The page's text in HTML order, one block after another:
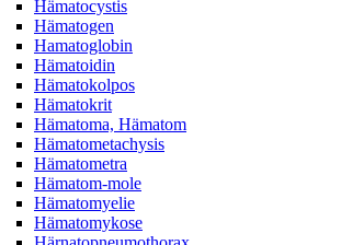
Hämatocystis
Hämatogen
Hamatoglobin
Hämatoidin
Hämatokolpos
Hämatokrit
Hämatoma, Hämatom
Hämatometachysis
Hämatometra
Hämatom-mole
Hämatomyelie
Hämatomykose